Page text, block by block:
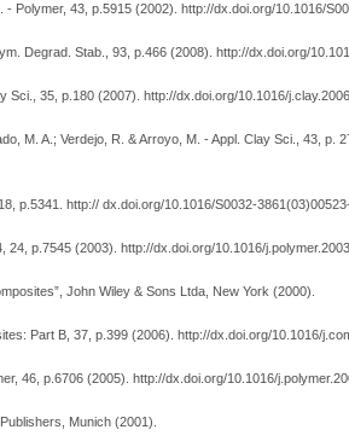
Polymer, 43, p.5915 (2002). http://dx.doi.org/10.1016/
Degrad. Stab., 93, p.466 (2008). http://dx.doi.org/
Sci., 35, p.180 (2007). http://dx.doi.org/10.1016/
M. A.; Verdejo, R. & Arroyo, M. - Appl. Clay Sci., 43, p.
p.5341. http:// dx.doi.org/10.1016/S0032-
24, p.7545 (2003). http://dx.doi.org/10.1016/
John Wiley & Sons Ltda, New York (2000).
Part B, 37, p.399 (2006). http://dx.doi.org/10.1016/
46, p.6706 (2005). http://dx.doi.org/10.1016/
Munich (2001).